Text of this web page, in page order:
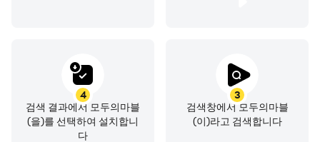
※ 유료 아이템 구매 시 별도의 요금이 부과됩니다. (확률형
아이템 포함)
- 공급자: 넷마블㈜ 대표이사: 김병규
3
검색창에서 모두의마블
(이)라고 검색합니다
4
검색 결과에서 모두의마블
(을)를 선택하여 설치합니
다